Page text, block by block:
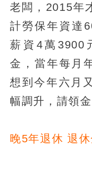
老闆，2015年
計勞保年資達
薪資4萬3900
金，當年每月
想到今年六月
幅調升，請領
晚5年退休 退